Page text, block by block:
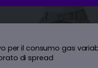
per il consumo gas
di spread